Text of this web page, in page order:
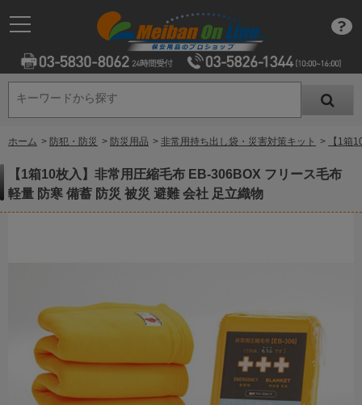
キーワードから探す
キーワードから探す
ホーム > 防犯・防災 > 防災用品 > 非常用持ち出し袋・災害対策キット > 【1箱
【1箱10枚入】非常用圧縮毛布 EB-306BOX フリース毛布
軽量 防寒 備蓄 防災 被災 避難 会社 足立織物